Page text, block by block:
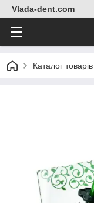
Vlada-dent.com
Каталог товарів